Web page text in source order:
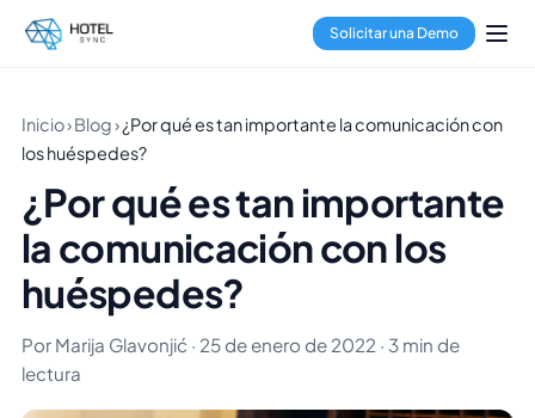
Solicitar una Demo
Inicio›Blog›¿Por qué es tan importante la comunicación con
los huéspedes?
¿Por qué es tan importante
la comunicación con los
huéspedes?
Por Marija Glavonjić · 25 de enero de 2022 · 3 min de
lectura